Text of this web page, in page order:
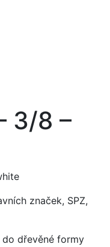
3/8 –
značek, SPZ,
do dřevěné formy